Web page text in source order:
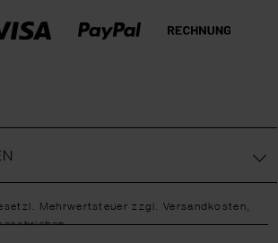
Mehrwertsteuer zzgl.Versandkosten,